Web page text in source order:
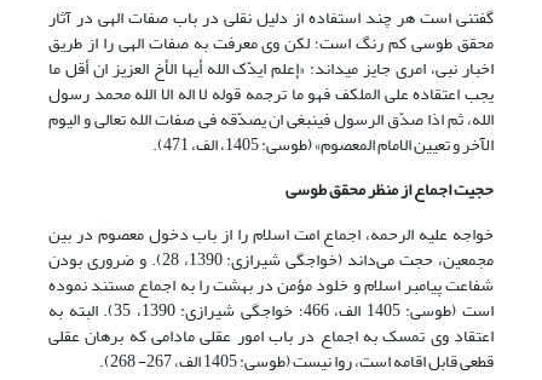
گفتنی است هر چند استفاده از دلیل نقلی در باب صفات الهی در آثار
محقق طوسی کم رنگ است؛ لکن وی معرفت به صفات الهی را از طریق
اخبار نبی، امری جایز می‎داند: «إعلم ایدّک الله أیها الأخ العزیز ان أقل ما
یجب اعتقاده علی الملکف فهو ما ترجمه قوله لا اله الا الله محمد رسول
الله، ثم اذا صدّق الرسول فینبغی ان یصدّقه فی صفات الله تعالی و الیوم
الآخر و تعیین الامام المعصوم» (طوسی: 1405، الف، 471).
حجیت اجماع از منظر محقق طوسی
خواجه علیه الرحمه، اجماع امت اسلام را از باب دخول معصوم در بین
مجمعین، حجت می‌داند (خواجگی شیرازی: 1390، 28). و ضروری بودن
شفاعت پیامبر اسلام و خلود مؤمن در بهشت را به اجماع مستند نموده
است (طوسی: 1405 الف، 466؛ خواجگی شیرازی: 1390، 35). البته به
اعتقاد وی تمسک به اجماع در باب امور عقلی مادامی که برهان عقلی
قطعی قابل اقامه است، روا نیست (طوسی: 1405 الف، 267- 268).